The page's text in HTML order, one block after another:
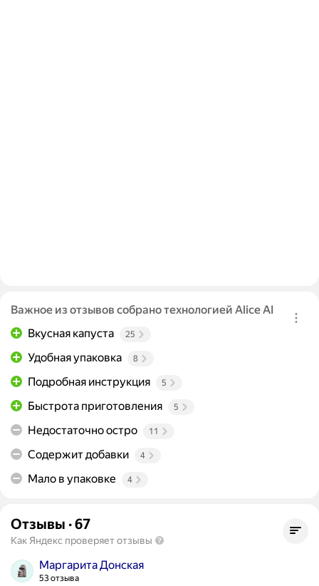
Важное из отзывов собрано технологией Alice AI
Вкусная капуста
25
Удобная упаковка 8
Подробная инструкция 5
Быстрота приготовления 5
Недостаточно остро 11
Содержит добавки 4
Мало в упаковке 4
Отзывы ·67
Как Яндекс проверяет отзывы
Маргарита Донская
53 отзыва